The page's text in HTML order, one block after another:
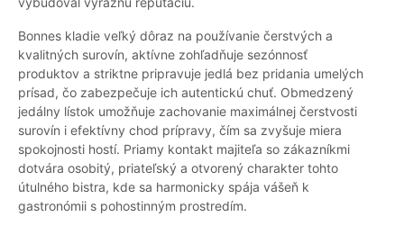
Bonnes kladie veľký dôraz na používanie čerstvých a
kvalitných surovín, aktívne zohľadňuje sezónnosť
produktov a striktne pripravuje jedlá bez pridania umelých
prísad, čo zabezpečuje ich autentickú chuť. Obmedzený
jedálny lístok umožňuje zachovanie maximálnej čerstvosti
surovín i efektívny chod prípravy, čím sa zvyšuje miera
spokojnosti hostí. Priamy kontakt majiteľa so zákazníkmi
dotvára osobitý, priateľský a otvorený charakter tohto
útulného bistra, kde sa harmonicky spája vášeň k
gastronómii s pohostinným prostredím.